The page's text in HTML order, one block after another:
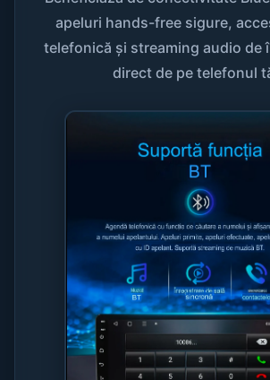
apeluri hands-free sigure,
telefonică și streaming audio de
direct de pe telefonul